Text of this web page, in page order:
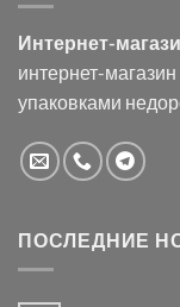
Интернет-
интернет-
упаковками
ПОСЛЕДНИЕ